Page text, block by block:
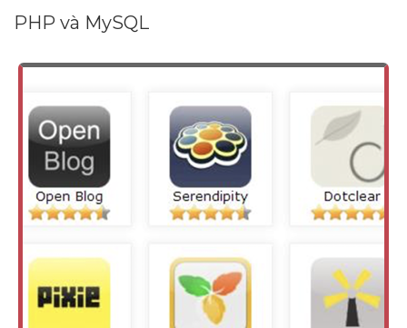
PHP và MySQL